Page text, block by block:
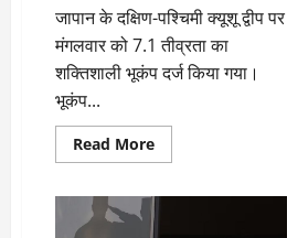
जापान के दक्षिण-पश्चिमी क्यूशू द्वीप पर
मंगलवार को 7.1 तीव्रता का
शक्तिशाली भूकंप दर्ज किया गया।
भूकंप...
Read MoreRead
more
में
फिर